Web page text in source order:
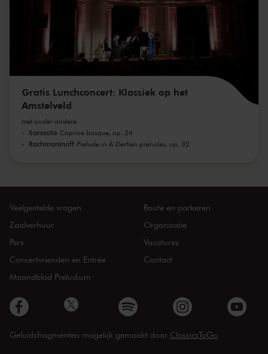
Gratis Lunchconcert: Klassiek op het
Amstelveld
met onder andere
Sarasate Caprice basque, op. 24
Rachmaninoff Prelude in A Dertien preludes, op. 32
Veelgestelde vragen
Zaalverhuur
Pers
Concertvrienden en Entrée
Maandblad Preludium
Route en parkeren
Organisatie
Vacatures
Contact
Geluidsfragmenten mogelijk gemaakt door ClassicsToGo